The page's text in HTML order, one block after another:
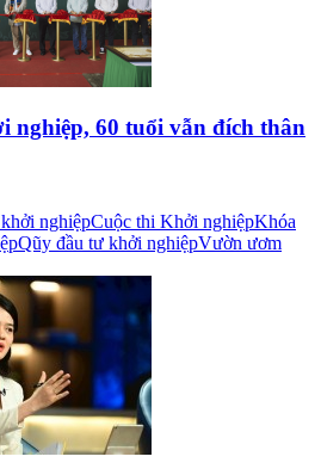
nghiệp, 60 tuổi vẫn đích thân
nghiệpCuộc thi Khởi nghiệpKhóa
Qũy đầu tư khởi nghiệpVườn ươm